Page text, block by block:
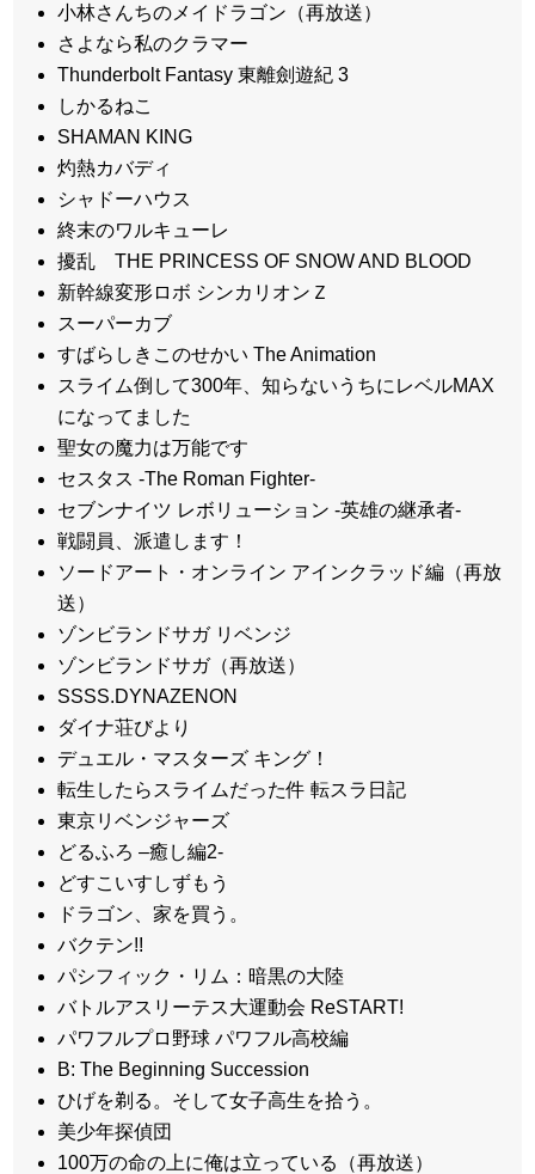
小林さんちのメイドラゴン（再放送）
さよなら私のクラマー
Thunderbolt Fantasy 東離劍遊紀 3
しかるねこ
SHAMAN KING
灼熱カバディ
シャドーハウス
終末のワルキューレ
擾乱 THE PRINCESS OF SNOW AND BLOOD
新幹線変形ロボ シンカリオンＺ
スーパーカブ
すばらしきこのせかい The Animation
スライム倒して300年、知らないうちにレベルMAX
になってました
聖女の魔力は万能です
セスタス -The Roman Fighter-
セブンナイツ レボリューション -英雄の継承者-
戦闘員、派遣します！
ソードアート・オンライン アインクラッド編（再放
送）
ゾンビランドサガ リベンジ
ゾンビランドサガ（再放送）
SSSS.DYNAZENON
ダイナ荘びより
デュエル・マスターズ キング！
転生したらスライムだった件 転スラ日記
東京リベンジャーズ
どるふろ –癒し編2-
どすこいすしずもう
ドラゴン、家を買う。
バクテン!!
パシフィック・リム：暗黒の大陸
バトルアスリーテス大運動会 ReSTART!
パワフルプロ野球 パワフル高校編
B: The Beginning Succession
ひげを剃る。そして女子高生を拾う。
美少年探偵団
100万の命の上に俺は立っている（再放送）